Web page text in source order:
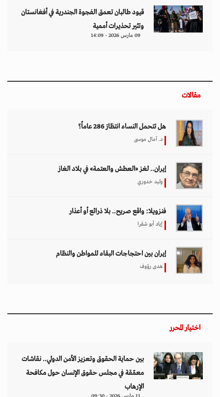
قيود طالبان تعمق الفجوة الجندرية في أفغانستان
وتثير تحذيرات أممية
09 مارس 2026 - 14:09
مقالات
هل تتحمل النساء انتظارَ 286 عاماً؟
د. آمال موسى
إيران.. لغز «العطش والعتمة» في بلاد الغاز
وليد خدوري
فنزويلا: واقع صريح.. بلا ذرائع أو أعذار
إياد أبو شقرا
إيران بين احتجاجات البقاء للمواطن والنظام
هدى رؤوف
اختيار المحرر
بين حماية الحقوق وتعزيز الأمن الدولي.. نقاشات
معمّقة في مجلس حقوق الإنسان حول مكافحة
الإرهاب